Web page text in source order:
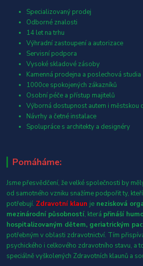
Specializovaný prodej
Odborné znalosti
14 let na trhu
Výhradní zastoupení a autorizace
Servisní podpora
Vysoké skladové zásoby
Kamenná prodejna a poslechová studia
1000ce spokojených zákazníků
Osobní péče a přístup majitelů
Výborná dostupnost autem i městskou
Návrhy a četné instalace
Spolupráce s architekty a designéry
Pomáháme:
Jsme přesvědčení, že velké společnosti by
od samotného vzniku snažíme podpořit ty,
potřebují. Zdravotní klaun je nezisková
mezinárodní působností, která přináší
hospitalizovaným dětem, geriatrickým
potřebným v oblasti zdravotnictví. Tím
psychického i celkového zdravotního stavu, a
speciálně vyškolených Zdravotních klaunů a